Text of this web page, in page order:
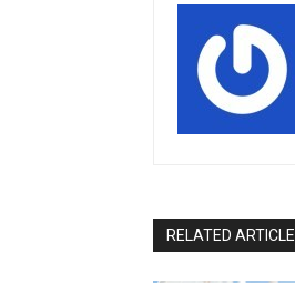
RELATED